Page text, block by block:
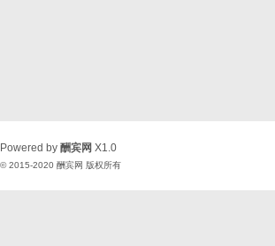
Powered by 酬宾网 X1.0
© 2015-2020 酬宾网 版权所有